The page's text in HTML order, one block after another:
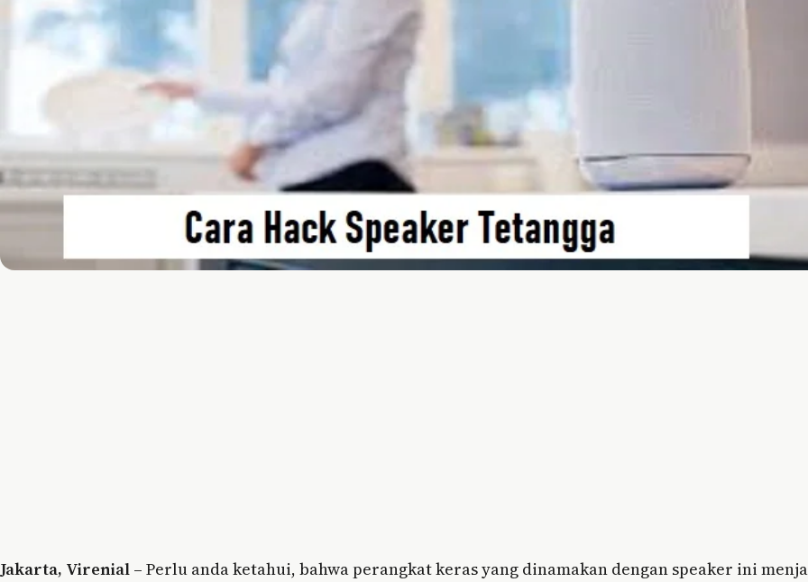
Jakarta, Virenial – Perlu anda ketahui, bahwa perangkat keras yang dinamakan dengan speaker ini